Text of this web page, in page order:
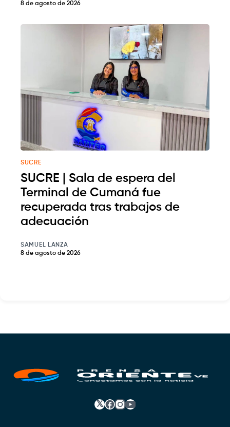
8 de agosto de 2026
SUCRE
SUCRE | Sala de espera del
Terminal de Cumaná fue
recuperada tras trabajos de
adecuación
SAMUEL LANZA
8 de agosto de 2026
𝕏 Facebook
Instagram
YouTube